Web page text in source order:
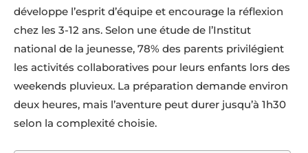
développe l’esprit d’équipe et encourage la réflexion
chez les 3-12 ans. Selon une étude de l’Institut
national de la jeunesse, 78% des parents privilégient
les activités collaboratives pour leurs enfants lors des
weekends pluvieux. La préparation demande environ
deux heures, mais l’aventure peut durer jusqu’à 1h30
selon la complexité choisie.